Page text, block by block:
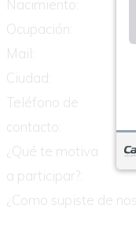
Nacimiento:
Ocupación:
Mail:
Ciudad:
Teléfono de
contacto:
¿Qué te motiva
a participar?:
¿Como supiste de